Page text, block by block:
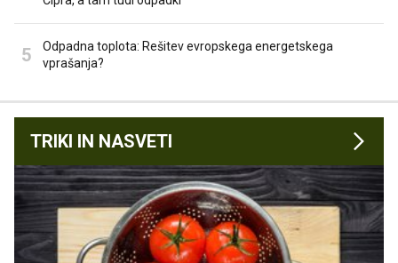
Odpadna toplota: Rešitev evropskega energetskega
vprašanja?
TRIKI IN NASVETI